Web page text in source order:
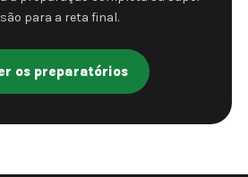
para a reta final.
os preparatórios